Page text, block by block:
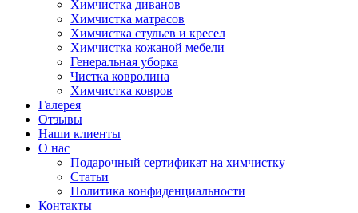
Химчистка диванов
Химчистка матрасов
Химчистка стульев и кресел
Химчистка кожаной мебели
Генеральная уборка
Чистка ковролина
Химчистка ковров
Галерея
Отзывы
Наши клиенты
О нас
Подарочный сертификат на химчистку
Статьи
Политика конфиденциальности
Контакты